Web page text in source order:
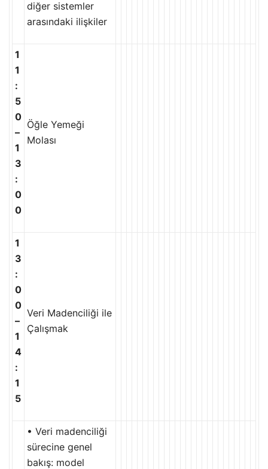
diğer sistemler
arasındaki ilişkiler
1
1
:
5
0
–
1
3
:
0
0
Öğle Yemeği
Molası
1
3
:
0
0
–
1
4
:
1
5
Veri Madenciliği ile
Çalışmak
• Veri madenciliği
sürecine genel
bakış: model